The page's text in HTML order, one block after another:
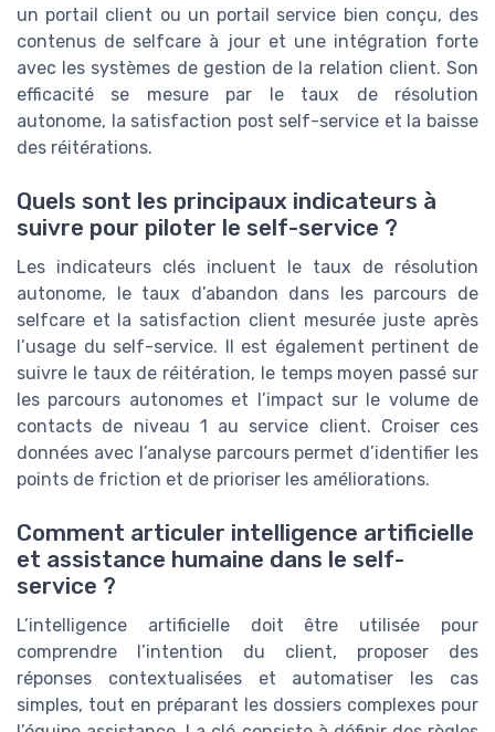
un portail client ou un portail service bien conçu, des
contenus de selfcare à jour et une intégration forte
avec les systèmes de gestion de la relation client. Son
efficacité se mesure par le taux de résolution
autonome, la satisfaction post self-service et la baisse
des réitérations.
Quels sont les principaux indicateurs à
suivre pour piloter le self-service ?
Les indicateurs clés incluent le taux de résolution
autonome, le taux d’abandon dans les parcours de
selfcare et la satisfaction client mesurée juste après
l’usage du self-service. Il est également pertinent de
suivre le taux de réitération, le temps moyen passé sur
les parcours autonomes et l’impact sur le volume de
contacts de niveau 1 au service client. Croiser ces
données avec l’analyse parcours permet d’identifier les
points de friction et de prioriser les améliorations.
Comment articuler intelligence artificielle
et assistance humaine dans le self-
service ?
L’intelligence artificielle doit être utilisée pour
comprendre l’intention du client, proposer des
réponses contextualisées et automatiser les cas
simples, tout en préparant les dossiers complexes pour